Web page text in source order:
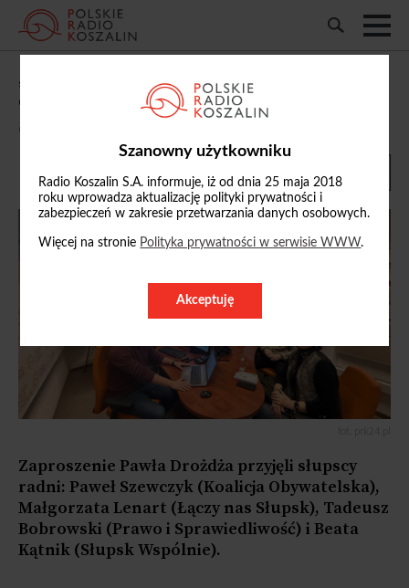
Szanowny użytkowniku
Radio Koszalin S.A. informuje, iż od dnia 25 maja 2018
roku wprowadza aktualizację polityki prywatności i
zabezpieczeń w zakresie przetwarzania danych osobowych.
Więcej na stronie Polityka prywatności w serwisie WWW.
Akceptuję
„Samorządowe Potyczki” m.in. o
odśnieżaniu Słupska
09/01/2026, 11:38
Zaproszenie Pawła Drożdża przyjęli słupscy
radni: Paweł Szewczyk (Koalicja Obywatelska),
Małgorzata Lenart (Łączy nas Słupsk), Tadeusz
Bobrowski (Prawo i Sprawiedliwość) i Beata
Kątnik (Słupsk Wspólnie).